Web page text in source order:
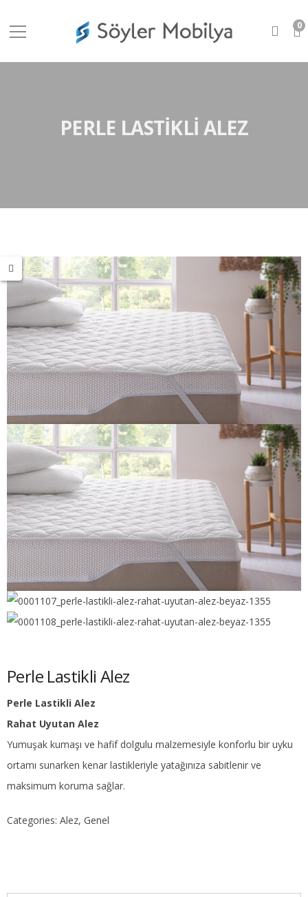
0
PERLE LASTIKLI ALEZ
Perle Lastikli Alez
Perle Lastikli Alez
Rahat Uyutan Alez
Yumuşak kumaşı ve hafif dolgulu malzemesiyle konforlu bir uyku
ortamı sunarken kenar lastikleriyle yatağınıza sabitlenir ve
maksimum koruma sağlar.
Categories: Alez, Genel